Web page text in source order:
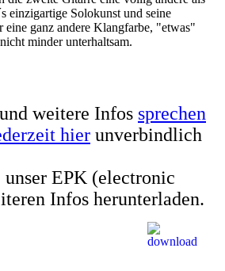
einzigartige Solokunst und seine
eine ganz andere Klangfarbe, "etwas"
minder unterhaltsam.
weitere Infos sprechen
hier unverbindlich
EPK (electronic
Infos herunterladen.